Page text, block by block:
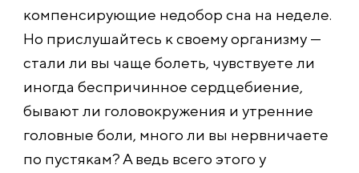
компенсирующие недобор сна на неделе.
Но прислушайтесь к своему организму —
стали ли вы чаще болеть, чувствуете ли
иногда беспричинное сердцебиение,
бывают ли головокружения и утренние
головные боли, много ли вы нервничаете
по пустякам? А ведь всего этого у